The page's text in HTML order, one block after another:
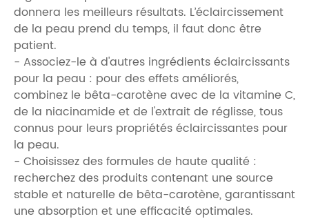
donnera les meilleurs résultats. L’éclaircissement
de la peau prend du temps, il faut donc être
patient.
- Associez-le à d'autres ingrédients éclaircissants
pour la peau : pour des effets améliorés,
combinez le bêta-carotène avec de la vitamine C,
de la niacinamide et de l'extrait de réglisse, tous
connus pour leurs propriétés éclaircissantes pour
la peau.
- Choisissez des formules de haute qualité :
recherchez des produits contenant une source
stable et naturelle de bêta-carotène, garantissant
une absorption et une efficacité optimales.